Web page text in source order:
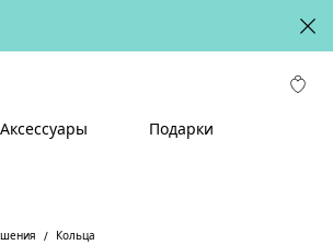
Аксессуары Подарки
Кольца